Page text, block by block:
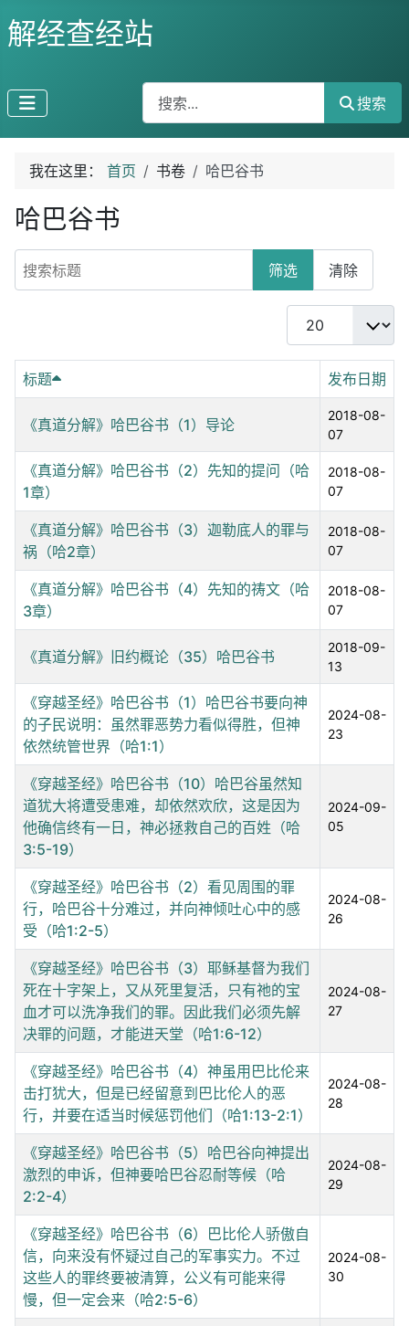
解经查经站
搜索
搜索
我在这里： 首页 书卷 哈巴谷书
哈巴谷书
搜索标题
筛选 清除
每页显示条数
标题 发布日期
《真道分解》哈巴谷书（1）导论
2018-08-
07
《真道分解》哈巴谷书（2）先知的提问（哈
1章）
2018-08-
07
《真道分解》哈巴谷书（3）迦勒底人的罪与
祸（哈2章）
2018-08-
07
《真道分解》哈巴谷书（4）先知的祷文（哈
3章）
2018-08-
07
《真道分解》旧约概论（35）哈巴谷书
2018-09-
13
《穿越圣经》哈巴谷书（1）哈巴谷书要向神
的子民说明：虽然罪恶势力看似得胜，但神
依然统管世界（哈1:1）
2024-08-
23
《穿越圣经》哈巴谷书（10）哈巴谷虽然知
道犹大将遭受患难，却依然欢欣，这是因为
他确信终有一日，神必拯救自己的百姓（哈
3:5-19）
2024-09-
05
《穿越圣经》哈巴谷书（2）看见周围的罪
行，哈巴谷十分难过，并向神倾吐心中的感
受（哈1:2-5）
2024-08-
26
《穿越圣经》哈巴谷书（3）耶稣基督为我们
死在十字架上，又从死里复活，只有祂的宝
血才可以洗净我们的罪。因此我们必须先解
决罪的问题，才能进天堂（哈1:6-12）
2024-08-
27
《穿越圣经》哈巴谷书（4）神虽用巴比伦来
击打犹大，但是已经留意到巴比伦人的恶
行，并要在适当时候惩罚他们（哈1:13-2:1）
2024-08-
28
《穿越圣经》哈巴谷书（5）哈巴谷向神提出
激烈的申诉，但神要哈巴谷忍耐等候（哈
2:2-4）
2024-08-
29
《穿越圣经》哈巴谷书（6）巴比伦人骄傲自
信，向来没有怀疑过自己的军事实力。不过
这些人的罪终要被清算，公义有可能来得
慢，但一定会来（哈2:5-6）
2024-08-
30